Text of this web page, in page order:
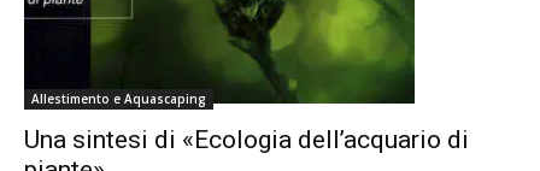
Allestimento e Aquascaping
Una sintesi di «Ecologia dell’acquario di